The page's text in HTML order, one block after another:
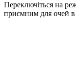
Переключіться на
приємним для очей